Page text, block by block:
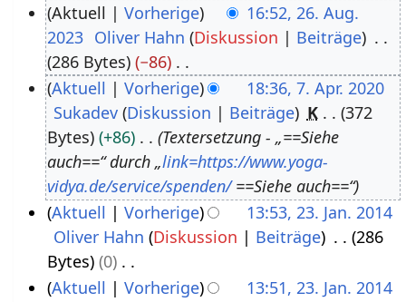
s
0
Aktuell Vorherige
16:52, 26. Aug.
2023 Oliver Hahn Diskussion
Beiträge
286 Bytes
−86
K
e
i
n
e
B
a
r
2
Aktuell Vorherige
18:36, 7. Apr. 2020
Sukadev Diskussion Beiträge K
372
Bytes
+86
Textersetzung - „==Siehe
auch==“ durch „link=https://www.yoga-
vidya.de/service/spenden/==Siehe auch==“
Aktuell Vorherige
13:53, 23. Jan. 2014
Oliver Hahn Diskussion Beiträge
286
Bytes
0
KAktuell Vorherige
13:51, 23. Jan. 2014